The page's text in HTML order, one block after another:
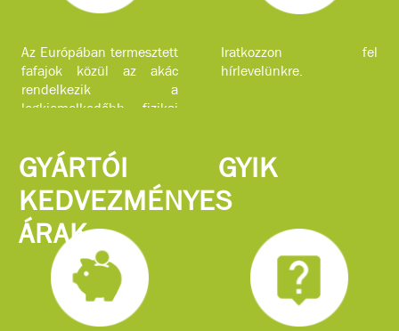
Az Európában termesztett
fafajok közül az akác
rendelkezik a
legkiemelkedőbb fizikai
Iratkozzon fel
hírlevelünkre.
GYÁRTÓI
KEDVEZMÉNYES
ÁRAK
GYIK